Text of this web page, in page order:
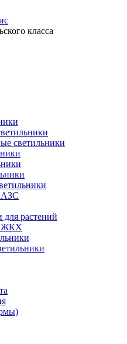
класса
светильники
АЗС
растений
ЖКХ